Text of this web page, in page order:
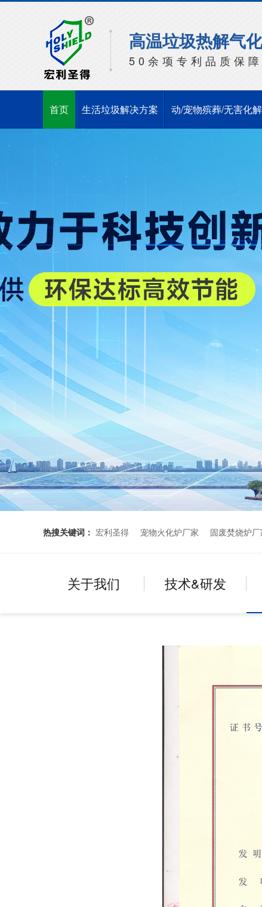
高温垃圾热解气
50余项专利品质保
首页 生活垃圾解决方案 动/宠物殡葬/无害化
热搜关键词： 宏利圣得 宠物火化炉厂家 固废焚烧炉厂
关于我们 技术&研发